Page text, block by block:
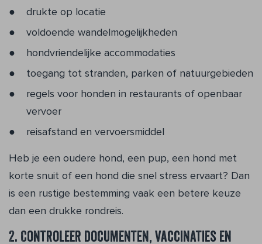
drukte op locatie
voldoende wandelmogelijkheden
hondvriendelijke accommodaties
toegang tot stranden, parken of natuurgebieden
regels voor honden in restaurants of openbaar
vervoer
reisafstand en vervoersmiddel
Heb je een oudere hond, een pup, een hond met
korte snuit of een hond die snel stress ervaart? Dan
is een rustige bestemming vaak een betere keuze
dan een drukke rondreis.
2. Controleer documenten, vaccinaties en